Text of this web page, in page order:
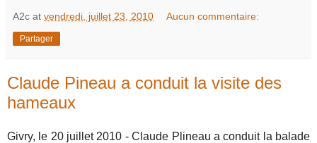
A2c at vendredi, juillet 23, 2010 Aucun commentaire:
Partager
Claude Pineau a conduit la visite des
hameaux
Givry, le 20 juillet 2010 - Claude Plineau a conduit la balade